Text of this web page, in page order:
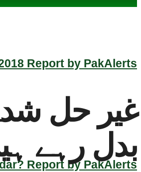
Report by PakAlerts
Report by PakAlerts
غیر حل
بدل رہے